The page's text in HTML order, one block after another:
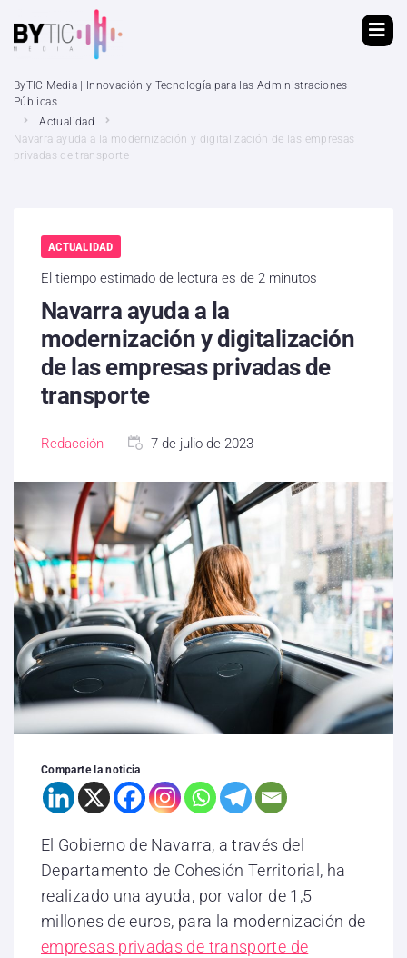
ByTIC Media | Innovación y Tecnología para las Administraciones
Públicas
Actualidad
Navarra ayuda a la modernización y digitalización de las empresas
privadas de transporte
ACTUALIDAD
El tiempo estimado de lectura es de 2 minutos
Navarra ayuda a la
modernización y digitalización
de las empresas privadas de
transporte
Redacción 7 de julio de 2023
Comparte la noticia
El Gobierno de Navarra, a través del
Departamento de Cohesión Territorial, ha
realizado una ayuda, por valor de 1,5
millones de euros, para la modernización de
empresas privadas de transporte de